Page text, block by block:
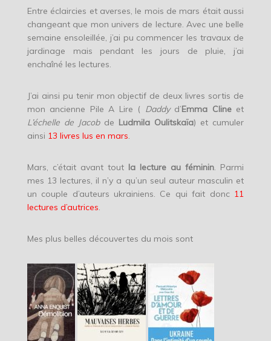
Entre éclaircies et averses, le mois de mars était aussi
changeant que mon univers de lecture. Avec une belle
semaine ensoleillée, j’ai pu commencer les travaux de
jardinage mais pendant les jours de pluie, j’ai
enchaîné les lectures.
J’ai ainsi pu tenir mon objectif de deux livres sortis de
mon ancienne Pile A Lire ( Daddyd’Emma Clineet
L’échelle de Jacobde Ludmila Oulitskaïa) et cumuler
ainsi 13 livres lus en mars.
Mars, c’était avant tout la lecture au féminin. Parmi
mes 13 lectures, il n’y a qu’un seul auteur masculin et
un couple d’auteurs ukrainiens. Ce qui fait donc 11
lectures d’autrices.
Mes plus belles découvertes du mois sont